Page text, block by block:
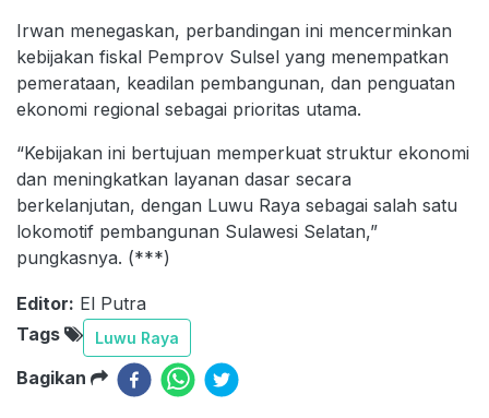
Irwan menegaskan, perbandingan ini mencerminkan
kebijakan fiskal Pemprov Sulsel yang menempatkan
pemerataan, keadilan pembangunan, dan penguatan
ekonomi regional sebagai prioritas utama.
“Kebijakan ini bertujuan memperkuat struktur ekonomi
dan meningkatkan layanan dasar secara
berkelanjutan, dengan Luwu Raya sebagai salah satu
lokomotif pembangunan Sulawesi Selatan,”
pungkasnya. (***)
Editor: El Putra
Tags
Luwu Raya
Bagikan